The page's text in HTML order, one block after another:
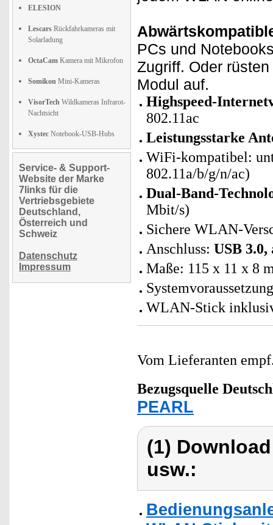
ELESION
Lescars Rückfahrkameras mit
Solarladung
OctaCam Kamera mit Mikrofon
Somikon Mini-Kameras
VisorTech Wildkameras Infrarot-
Nachtsicht
Xystec Notebook-USB-Hubs
Service- & Support-
Website der Marke
7links für die
Vertriebsgebiete
Deutschland,
Österreich und
Schweiz
Datenschutz
Impressum
PCs und
Zugriff. Oder
Modul auf.
Highspeed-
802.11ac
Leistungsstarke
WiFi-kompatibel:
802.11a/b/g/n/ac)
Dual-Band-
Mbit/s)
Sichere WLAN-
Anschluss: USB 3.0,
Maße: 115 x 11 x 8
WLAN-Stick
Vom Lieferanten
Bezugsquelle
PEARL
(1)
usw.: